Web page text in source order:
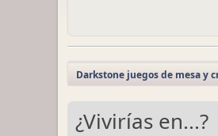
Darkstone juegos de mesa y
¿Vivirías en...?